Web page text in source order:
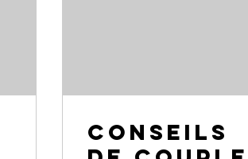
Conseils